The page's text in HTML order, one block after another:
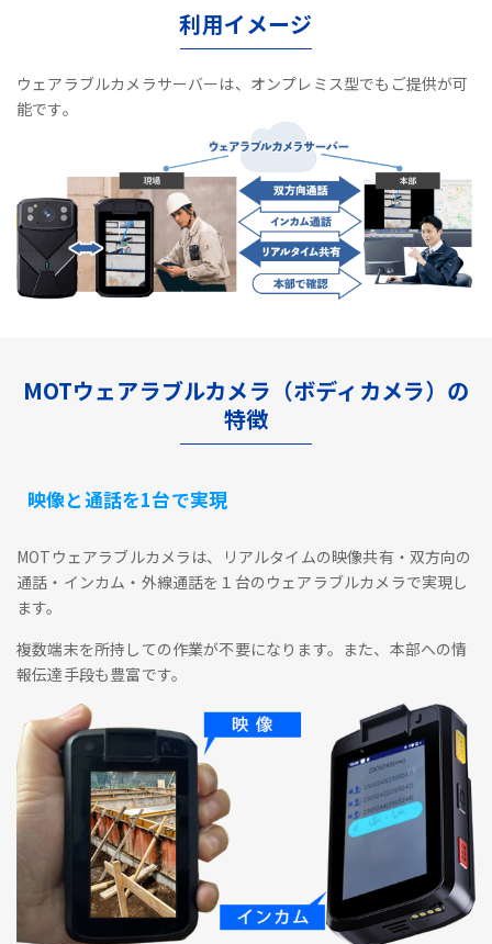
利用イメージ
ウェアラブルカメラサーバーは、オンプレミス型でもご提供が可
能です。
MOTウェアラブルカメラ（ボディカメラ）の
特徴
映像と通話を1台で実現
MOTウェアラブルカメラは、リアルタイムの映像共有・双方向の
通話・インカム・外線通話を１台のウェアラブルカメラで実現し
ます。
複数端末を所持しての作業が不要になります。また、本部への情
報伝達手段も豊富です。